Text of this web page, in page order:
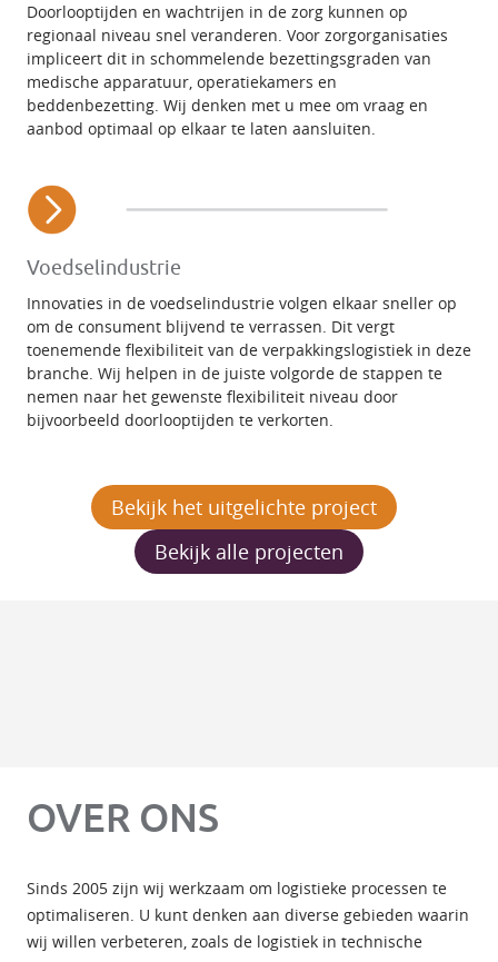
Doorlooptijden en wachtrijen in de zorg kunnen op
regionaal niveau snel veranderen. Voor zorgorganisaties
impliceert dit in schommelende bezettingsgraden van
medische apparatuur, operatiekamers en
beddenbezetting. Wij denken met u mee om vraag en
aanbod optimaal op elkaar te laten aansluiten.
Voedselindustrie
Innovaties in de voedselindustrie volgen elkaar sneller op
om de consument blijvend te verrassen. Dit vergt
toenemende flexibiliteit van de verpakkingslogistiek in deze
branche. Wij helpen in de juiste volgorde de stappen te
nemen naar het gewenste flexibiliteit niveau door
bijvoorbeeld doorlooptijden te verkorten.
Bekijk het uitgelichte project
Bekijk alle projecten
OVER ONS
Sinds 2005 zijn wij werkzaam om logistieke processen te
optimaliseren. U kunt denken aan diverse gebieden waarin
wij willen verbeteren, zoals de logistiek in technische